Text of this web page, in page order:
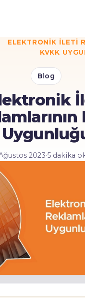
ELEKTRONIK İLETI
KVKK
Blog
2023·5 dakika